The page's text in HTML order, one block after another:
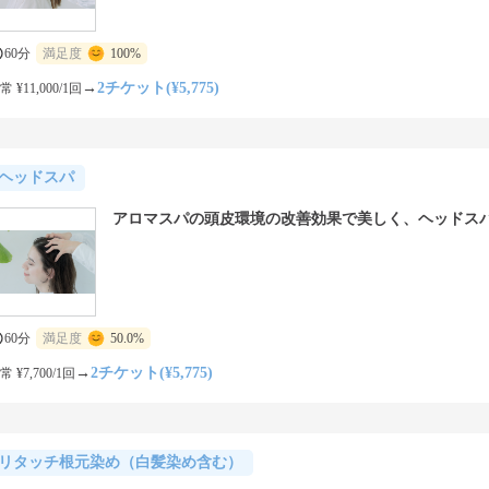
60分 満足度 100%
¥11,000/1回 → 2チケット(¥5,775)
ッドスパ
アロマスパの頭皮環境の改善効果で美しく、ヘッドス
60分 満足度 50.0%
¥7,700/1回 → 2チケット(¥5,775)
タッチ根元染め（白髪染め含む）